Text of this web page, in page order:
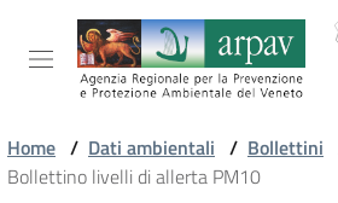
Salta al contenuto
Salta alla navigazione
Salta al footer
Home / Dati ambientali / Bollettini
Bollettino livelli di allerta PM10